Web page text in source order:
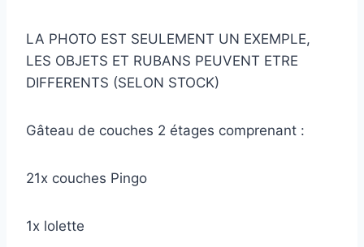
LA PHOTO EST SEULEMENT UN EXEMPLE,
LES OBJETS ET RUBANS PEUVENT ETRE
DIFFERENTS (SELON STOCK)
Gâteau de couches 2 étages comprenant :
21x couches Pingo
1x lolette